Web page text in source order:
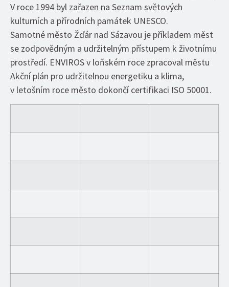
V roce 1994 byl zařazen na Seznam světových
kulturních a přírodních památek UNESCO.
Samotné město Žďár nad Sázavou je příkladem měst
se zodpovědným a udržitelným přístupem k životnímu
prostředí. ENVIROS v loňském roce zpracoval městu
Akční plán pro udržitelnou energetiku a klima,
v letošním roce město dokončí certifikaci ISO 50001.